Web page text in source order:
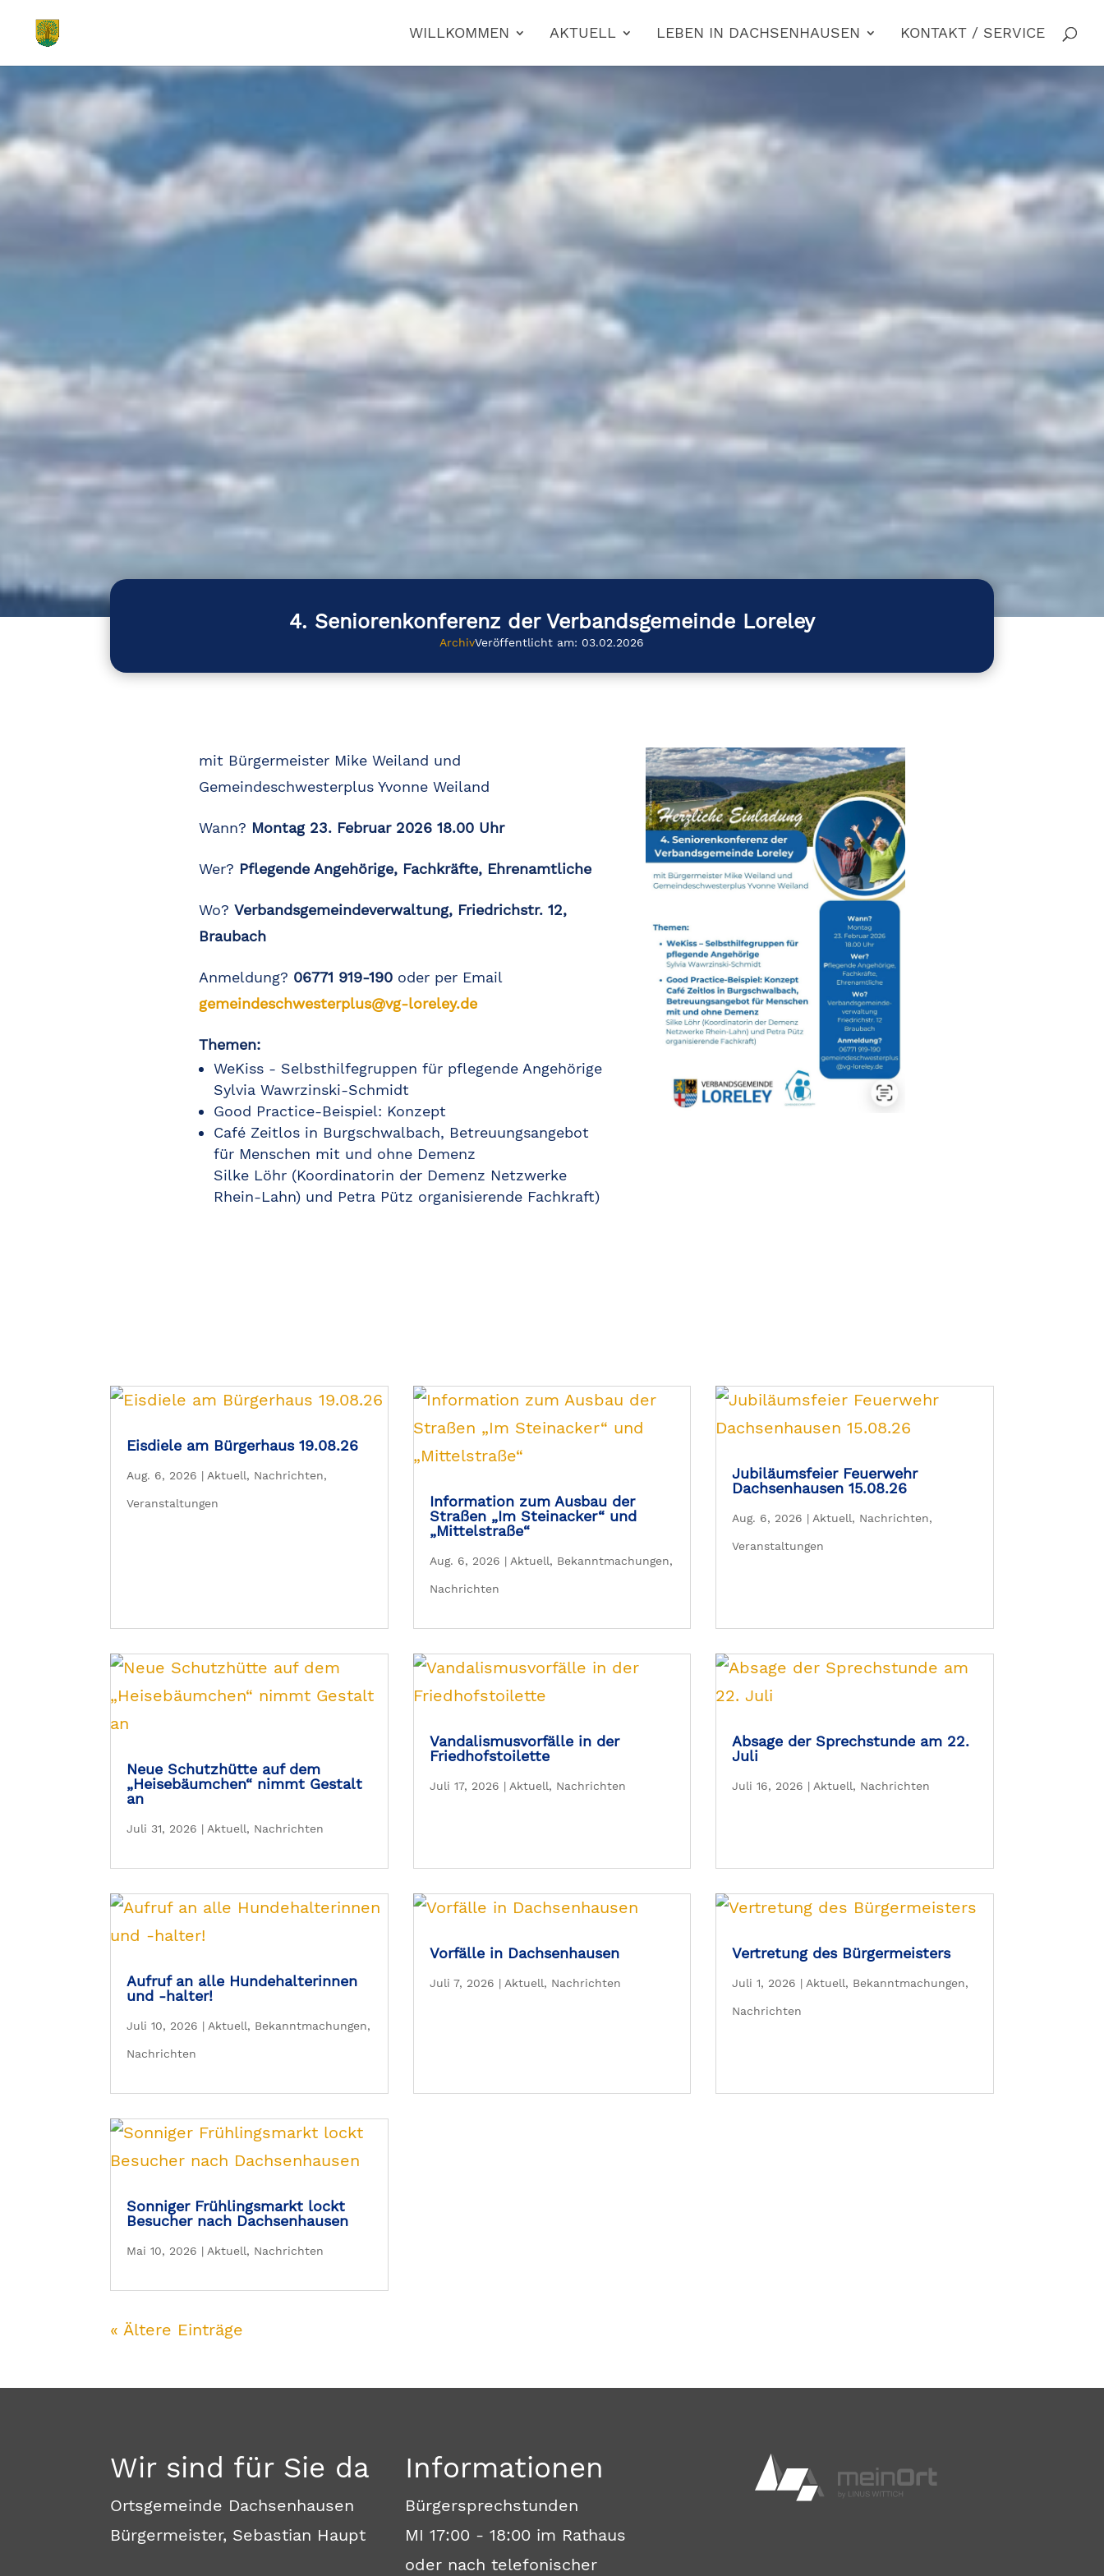
WILLKOMMEN AKTUELL LEBEN IN DACHSENHAUSEN KONTAKT / SERVICE
4. Seniorenkonferenz der Verbandsgemeinde Loreley
ArchivVeröffentlicht am: 03.02.2026
mit Bürgermeister Mike Weiland und
Gemeindeschwesterplus Yvonne Weiland
Wann? Montag 23. Februar 2026 18.00 Uhr
Wer? Pflegende Angehörige, Fachkräfte, Ehrenamtliche
Wo? Verbandsgemeindeverwaltung, Friedrichstr. 12,
Braubach
Anmeldung? 06771 919-190 oder per Email
gemeindeschwesterplus@vg-loreley.de
Themen:
WeKiss - Selbsthilfegruppen für pflegende Angehörige
Sylvia Wawrzinski-Schmidt
Good Practice-Beispiel: Konzept
Café Zeitlos in Burgschwalbach, Betreuungsangebot
für Menschen mit und ohne Demenz
Silke Löhr (Koordinatorin der Demenz Netzwerke
Rhein-Lahn) und Petra Pütz organisierende Fachkraft)
Eisdiele am Bürgerhaus 19.08.26
Aug. 6, 2026 | Aktuell, Nachrichten,
Veranstaltungen
Information zum Ausbau der
Straßen „Im Steinacker“ und
„Mittelstraße“
Aug. 6, 2026 | Aktuell, Bekanntmachungen,
Nachrichten
Jubiläumsfeier Feuerwehr
Dachsenhausen 15.08.26
Aug. 6, 2026 | Aktuell, Nachrichten,
Veranstaltungen
Neue Schutzhütte auf dem
„Heisebäumchen“ nimmt Gestalt
an
Juli 31, 2026 | Aktuell, Nachrichten
Vandalismusvorfälle in der
Friedhofstoilette
Juli 17, 2026 | Aktuell, Nachrichten
Absage der Sprechstunde am 22.
Juli
Juli 16, 2026 | Aktuell, Nachrichten
Aufruf an alle Hundehalterinnen
und -halter!
Juli 10, 2026 | Aktuell, Bekanntmachungen,
Nachrichten
Vorfälle in Dachsenhausen
Juli 7, 2026 | Aktuell, Nachrichten
Vertretung des Bürgermeisters
Juli 1, 2026 | Aktuell, Bekanntmachungen,
Nachrichten
Sonniger Frühlingsmarkt lockt
Besucher nach Dachsenhausen
Mai 10, 2026 | Aktuell, Nachrichten
« Ältere Einträge
Wir sind für Sie da
Ortsgemeinde Dachsenhausen
Bürgermeister, Sebastian Haupt
Informationen
Bürgersprechstunden
MI 17:00 - 18:00 im Rathaus
oder nach telefonischer